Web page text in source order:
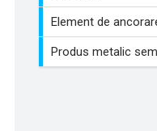
Element de
Produs metalic